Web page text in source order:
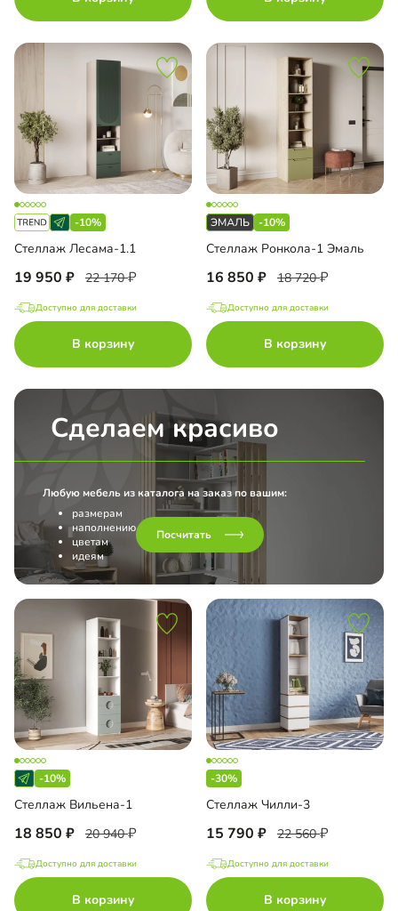
-10%
Стеллаж Лесама-1.1
19 950 22 170
Доступно для доставки
В корзину
-10%
Стеллаж Ронкола-1 Эмаль
16 850 18 720
Доступно для доставки
В корзину
Сделаем красиво
Любую мебель из каталога на заказ по вашим:
размерам
наполнению
цветам
идеям
Посчитать
-10%
Стеллаж Вильена-1
18 850 20 940
Доступно для доставки
В корзину
-30%
Стеллаж Чилли-3
15 790 22 560
Доступно для доставки
В корзину